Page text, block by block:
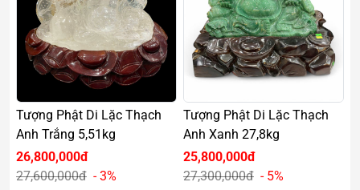
Tượng Phật Di Lặc Thạch
Anh Trắng 5,51kg
26,800,000đ
27,600,000đ - 3%
Tượng Phật Di Lặc Thạch
Anh Xanh 27,8kg
25,800,000đ
27,300,000đ - 5%